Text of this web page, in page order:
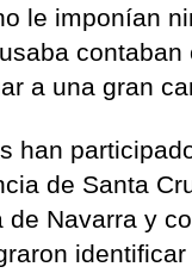
le imponían
a una gran
han
de Santa
de Navarra y